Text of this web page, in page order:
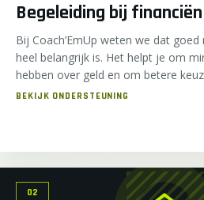
Begeleiding bij financiën
Bij Coach’EmUp weten we dat
heel belangrijk is. Het helpt je om
hebben over geld en om betere
jezelf. Daarom helpen we jou om
02